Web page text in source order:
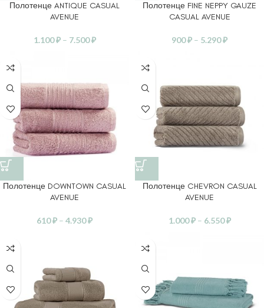
Полотенце ANTIQUE CASUAL
AVENUE
1.100₽ – 7.500₽
Полотенце FINE NEPPY GAUZE
CASUAL AVENUE
900₽ – 5.290₽
Полотенце DOWNTOWN CASUAL
AVENUE
610₽ – 4.930₽
Полотенце CHEVRON CASUAL
AVENUE
1.000₽ – 6.550₽